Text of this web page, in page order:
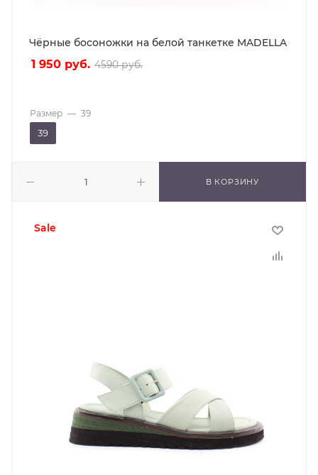
Чёрные босоножки на белой танкетке MADELLA
1 950 руб. 4590руб.
В КОРЗИНУ
Размер — 39
39
sale